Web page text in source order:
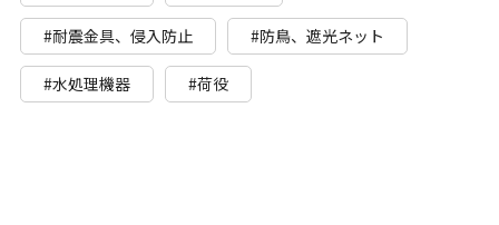
#耐震金具、侵入防止 #防鳥、遮光ネット
#水処理機器 #荷役